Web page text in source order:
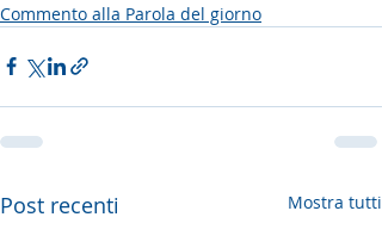
Commento alla Parola del giorno
Post recenti Mostra tutti